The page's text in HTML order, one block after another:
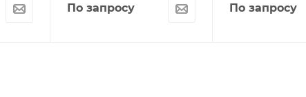
По запросу По запросу